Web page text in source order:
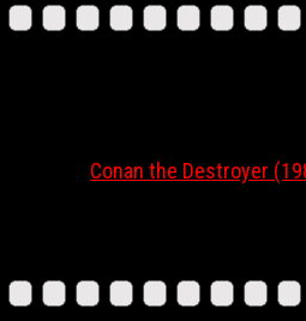
Conan the Destroyer (1984)